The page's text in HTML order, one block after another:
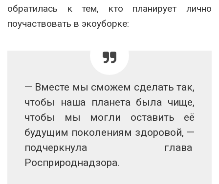
обратилась к тем, кто планирует лично
поучаствовать в экоуборке:
— Вместе мы сможем сделать так,
чтобы наша планета была чище,
чтобы мы могли оставить её
будущим поколениям здоровой, —
подчеркнула глава
Росприроднадзора.